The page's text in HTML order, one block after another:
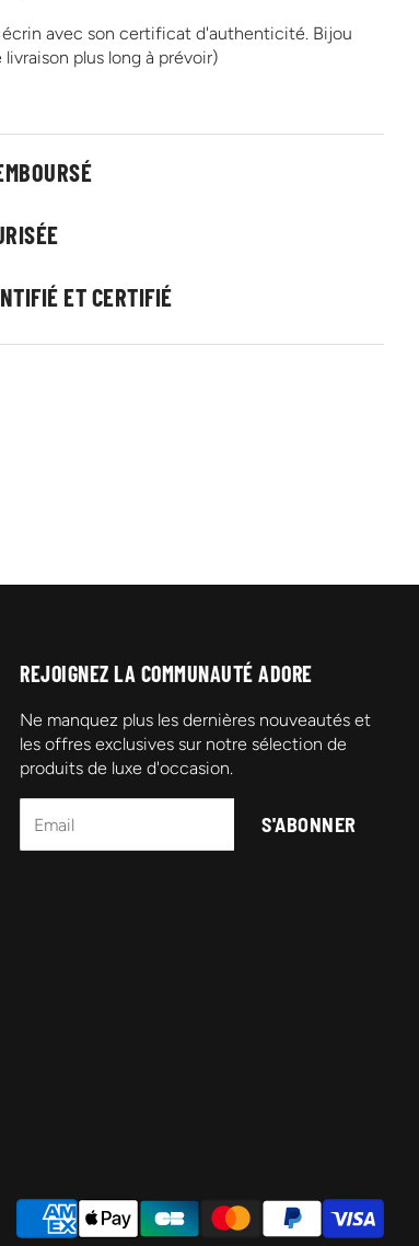
écrin avec son certificat d'authenticité. Bijou
plus long à prévoir)
ET CERTIFIÉ
REJOIGNEZ LA COMMUNAUTÉ ADORE
Ne manquez plus les dernières nouveautés et
les offres exclusives sur notre sélection de
produits de luxe d'occasion.
S'ABONNER